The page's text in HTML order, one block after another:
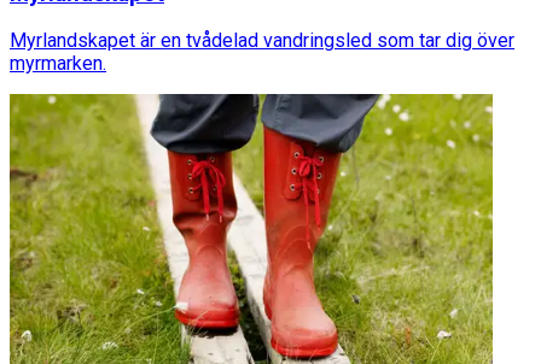
Myrlandskapet är en tvådelad vandringsled som tar dig över
myrmarken.